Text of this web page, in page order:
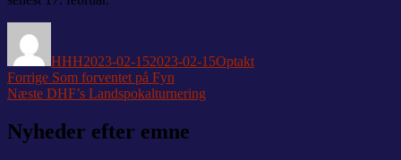
HHH2023-02-152023-02-15Optakt
Indlægsnavigation
Forrige Forrige
indlæg:
Som forventet på Fyn
Næste Næste
DHF’s Landspokalturnering
Nyheder efter emne